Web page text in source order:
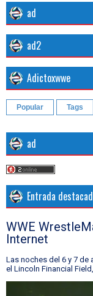
ad
ad2
Adictoxwwe
Popular Tags
ad
Entrada
WWE
Internet
Las noches del 6 y 7 de
el Lincoln Financial